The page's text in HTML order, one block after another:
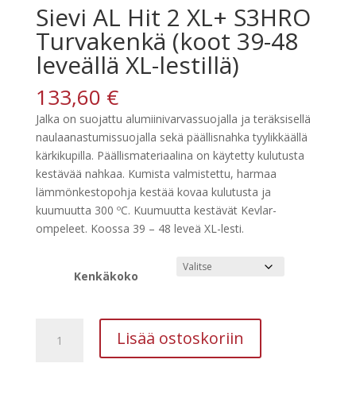
Sievi AL Hit 2 XL+ S3HRO
Turvakenkä (koot 39-48
leveällä XL-lestillä)
133,60 €
Jalka on suojattu alumiinivarvassuojalla ja teräksisellä
naulaanastumissuojalla sekä päällisnahka tyylikkäällä
kärkikupilla. Päällismateriaalina on käytetty kulutusta
kestävää nahkaa. Kumista valmistettu, harmaa
lämmönkestopohja kestää kovaa kulutusta ja
kuumuutta 300 ºC. Kuumuutta kestävät Kevlar-
ompeleet. Koossa 39 – 48 leveä XL-lesti.
Kenkäkoko
Lisää ostoskoriin